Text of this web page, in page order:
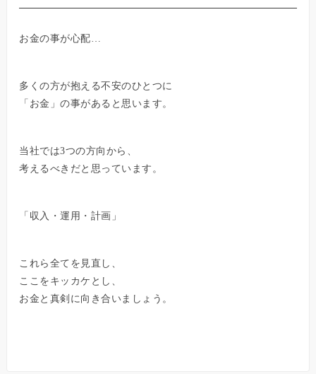
お金の事が心配…
多くの方が抱える不安のひとつに
「お金」の事があると思います。
当社では3つの方向から、
考えるべきだと思っています。
「収入・運用・計画」
これら全てを見直し、
ここをキッカケとし、
お金と真剣に向き合いましょう。